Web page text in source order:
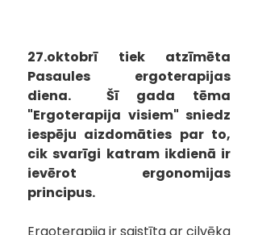
27.oktobrī tiek atzīmēta
Pasaules ergoterapijas
diena.  Šī gada tēma
"Ergoterapija visiem" sniedz
iespēju aizdomāties par to,
cik svarīgi katram ikdienā ir
ievērot ergonomijas
principus.